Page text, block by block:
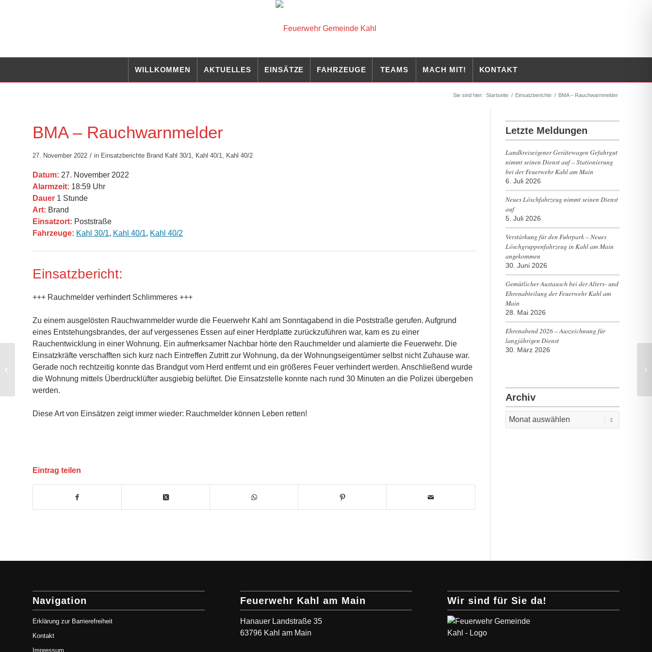
WILLKOMMEN AKTUELLES EINSÄTZE FAHRZEUGE TEAMS MACH MIT! KONTAKT
Sie sind hier: Startseite / Einsatzberichte / BMA – Rauchwarnmelder
BMA – Rauchwarnmelder
27. November 2022 / in Einsatzberichte Brand Kahl 30/1, Kahl 40/1, Kahl 40/2
Datum: 27. November 2022
Alarmzeit: 18:59 Uhr
Dauer 1 Stunde
Art: Brand
Einsatzort: Poststraße
Fahrzeuge: Kahl 30/1, Kahl 40/1, Kahl 40/2
Einsatzbericht:
+++ Rauchmelder verhindert Schlimmeres +++
Zu einem ausgelösten Rauchwarnmelder wurde die Feuerwehr Kahl am Sonntagabend in die Poststraße gerufen. Aufgrund
eines Entstehungsbrandes, der auf vergessenes Essen auf einer Herdplatte zurückzuführen war, kam es zu einer
Rauchentwicklung in einer Wohnung. Ein aufmerksamer Nachbar hörte den Rauchmelder und alamierte die Feuerwehr. Die
Einsatzkräfte verschafften sich kurz nach Eintreffen Zutritt zur Wohnung, da der Wohnungseigentümer selbst nicht Zuhause war.
Gerade noch rechtzeitig konnte das Brandgut vom Herd entfernt und ein größeres Feuer verhindert werden. Anschließend wurde
die Wohnung mittels Überdrucklüfter ausgiebig belüftet. Die Einsatzstelle konnte nach rund 30 Minuten an die Polizei übergeben
werden.
Diese Art von Einsätzen zeigt immer wieder: Rauchmelder können Leben retten!
Eintrag teilen
Letzte Meldungen
Landkreiseigener Gerätewagen Gefahrgut
nimmt seinen Dienst auf – Stationierung
bei der Feuerwehr Kahl am Main
6. Juli 2026
Neues Löschfahrzeug nimmt seinen Dienst
auf
5. Juli 2026
Verstärkung für den Fuhrpark – Neues
Löschgruppenfahrzeug in Kahl am Main
angekommen
30. Juni 2026
Gemütlicher Austausch bei der Alters- und
Ehrenabteilung der Feuerwehr Kahl am
Main
28. Mai 2026
Ehrenabend 2026 – Auszeichnung für
langjährigen Dienst
30. März 2026
Archiv
Navigation
Erklärung zur Barrierefreiheit
Kontakt
Impressum
Feuerwehr Kahl am Main
Hanauer Landstraße 35
63796 Kahl am Main
Wir sind für Sie da!
B3 – Brand am
Gebäude